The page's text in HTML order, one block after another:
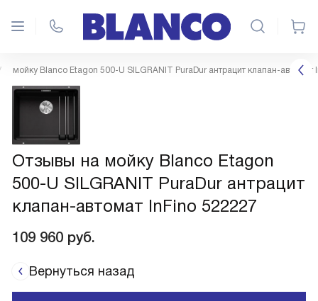
мойку Blanco Etagon 500-U SILGRANIT PuraDur антрацит клапан-автомат
Отзывы на мойку Blanco Etagon
500-U SILGRANIT PuraDur антрацит
клапан-автомат InFino 522227
109 960 руб.
Вернуться назад